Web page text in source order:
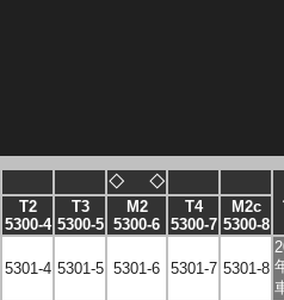
◇ ◇
T2
5300-4
T3
5300-5
M2
5300-6
T4
5300-7
M2c
5300-8
5301-4 5301-5 5301-6 5301-7 5301-8